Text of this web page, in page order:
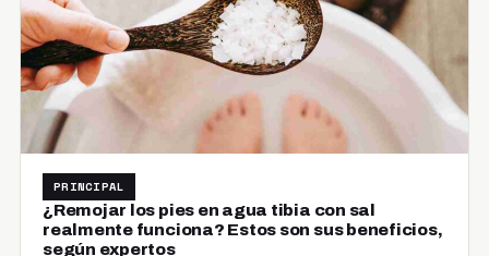
PRINCIPAL
¿Remojar los pies en agua tibia con sal
realmente funciona? Estos son sus beneficios,
según expertos